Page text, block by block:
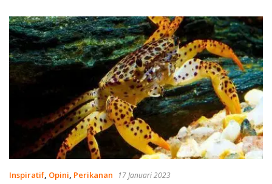
Inspiratif, Opini, Perikanan 17 Januari 2023